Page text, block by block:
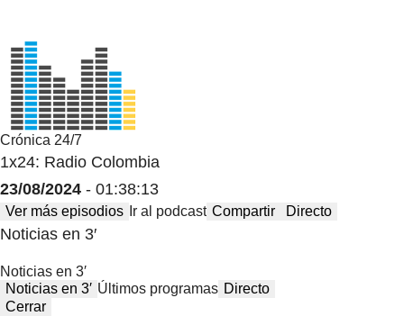
Crónica 24/7
1x24: Radio Colombia
23/08/2024 - 01:38:13
Ver más episodios Ir al podcast Compartir Directo
Noticias en 3′
Noticias en 3′
Noticias en 3′ Últimos programas Directo
Cerrar